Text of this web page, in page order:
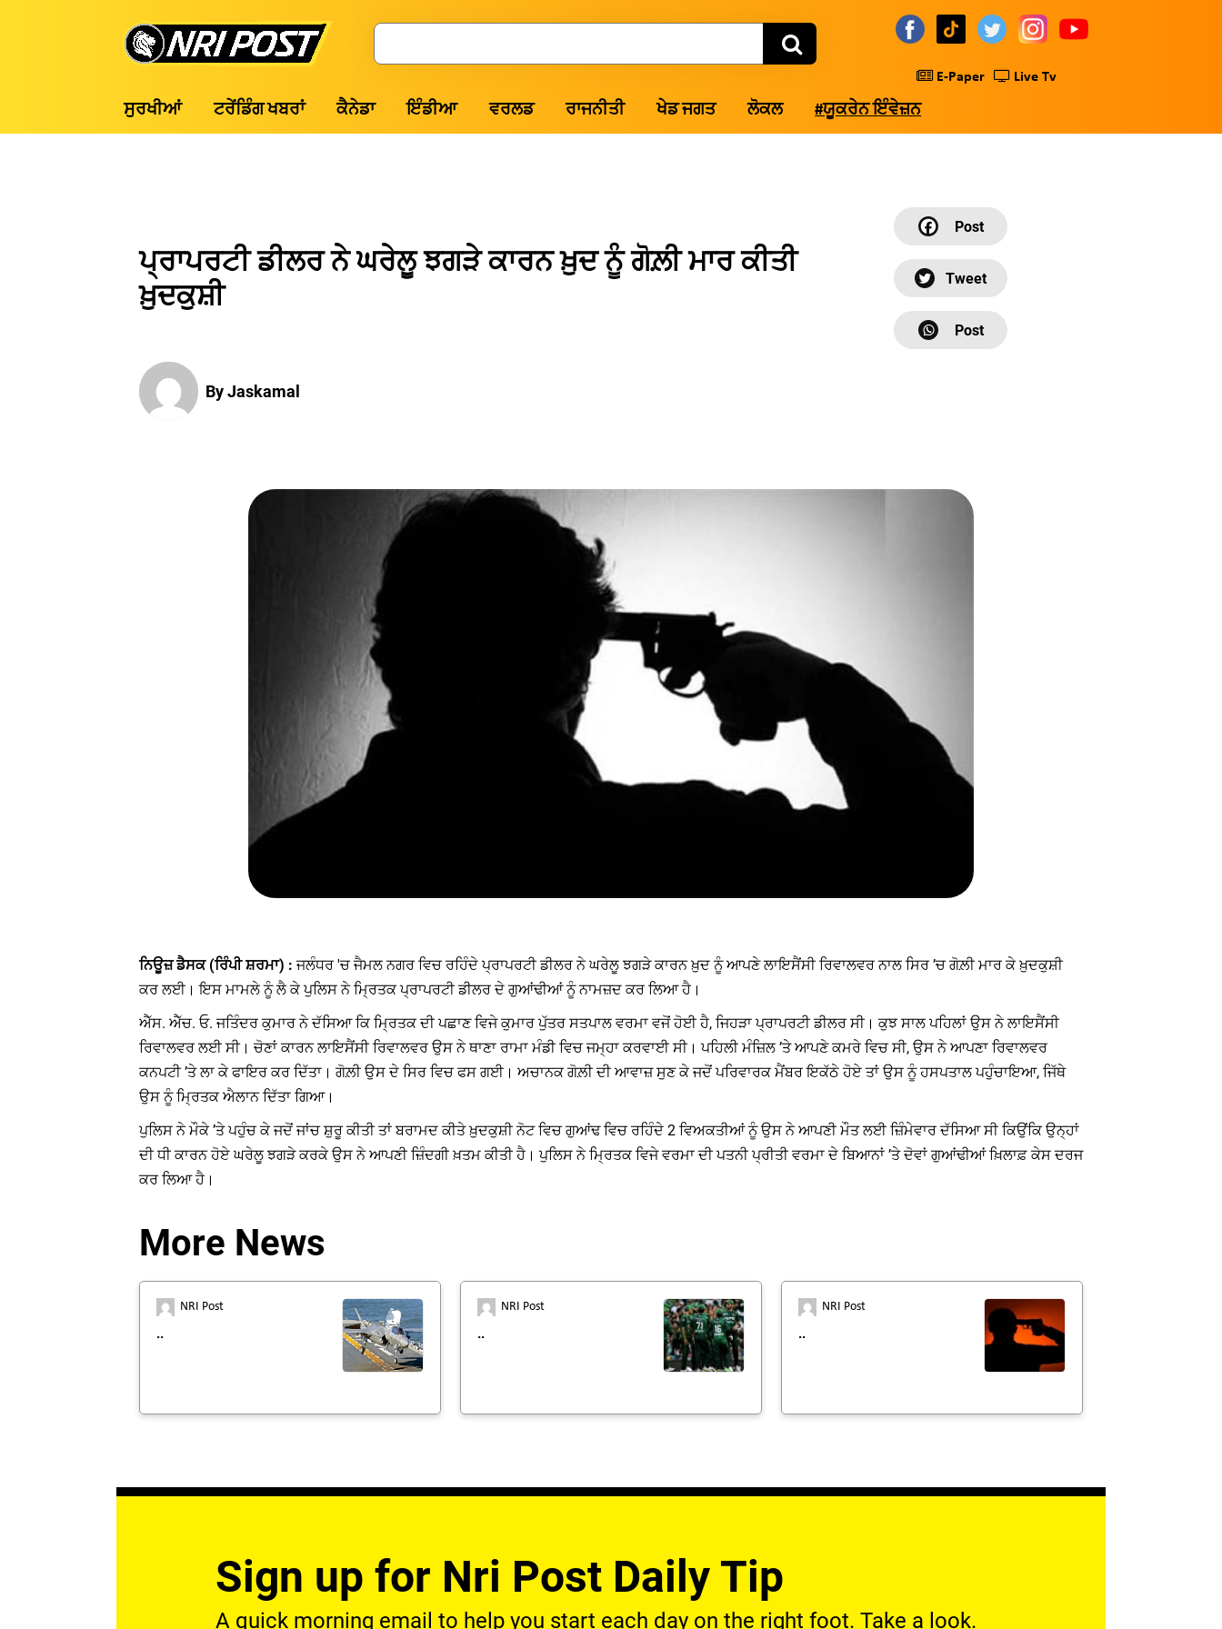
Post
Search
E-Paper Live Tv
ਸੁਰਖੀਆਂ ਟਰੇਂਡਿੰਗ ਖਬਰਾਂ ਕੈਨੇਡਾ ਇੰਡੀਆ ਵਰਲਡ ਰਾਜਨੀਤੀ ਖੇਡ ਜਗਤ ਲੋਕਲ #ਯੂਕਰੇਨ ਇੰਵੇਜ਼ਨ
ਪ੍ਰਾਪਰਟੀ ਡੀਲਰ ਨੇ ਘਰੇਲੂ ਝਗੜੇ ਕਾਰਨ ਖ਼ੁਦ ਨੂੰ ਗੋਲ਼ੀ ਮਾਰ ਕੀਤੀ
ਖ਼ੁਦਕੁਸ਼ੀ
By Jaskamal
ਨਿਊਜ਼ ਡੈਸਕ (ਰਿੰਪੀ ਸ਼ਰਮਾ) :ਜਲੰਧਰ 'ਚ ਜੈਮਲ ਨਗਰ ਵਿਚ ਰਹਿੰਦੇ ਪ੍ਰਾਪਰਟੀ ਡੀਲਰ ਨੇ ਘਰੇਲੂ ਝਗੜੇ ਕਾਰਨ ਖ਼ੁਦ ਨੂੰ ਆਪਣੇ ਲਾਇਸੈਂਸੀ ਰਿਵਾਲਵਰ ਨਾਲ ਸਿਰ ’ਚ ਗੋਲ਼ੀ ਮਾਰ ਕੇ ਖ਼ੁਦਕੁਸ਼ੀ
ਕਰ ਲਈ। ਇਸ ਮਾਮਲੇ ਨੂੰ ਲੈ ਕੇ ਪੁਲਿਸ ਨੇ ਮ੍ਰਿਤਕ ਪ੍ਰਾਪਰਟੀ ਡੀਲਰ ਦੇ ਗੁਆਂਢੀਆਂ ਨੂੰ ਨਾਮਜ਼ਦ ਕਰ ਲਿਆ ਹੈ।
ਐੱਸ. ਐੱਚ. ਓ. ਜਤਿੰਦਰ ਕੁਮਾਰ ਨੇ ਦੱਸਿਆ ਕਿ ਮ੍ਰਿਤਕ ਦੀ ਪਛਾਣ ਵਿਜੇ ਕੁਮਾਰ ਪੁੱਤਰ ਸਤਪਾਲ ਵਰਮਾ ਵਜੋਂ ਹੋਈ ਹੈ, ਜਿਹੜਾ ਪ੍ਰਾਪਰਟੀ ਡੀਲਰ ਸੀ। ਕੁਝ ਸਾਲ ਪਹਿਲਾਂ ਉਸ ਨੇ ਲਾਇਸੈਂਸੀ
ਰਿਵਾਲਵਰ ਲਈ ਸੀ। ਚੋਣਾਂ ਕਾਰਨ ਲਾਇਸੈਂਸੀ ਰਿਵਾਲਵਰ ਉਸ ਨੇ ਥਾਣਾ ਰਾਮਾ ਮੰਡੀ ਵਿਚ ਜਮ੍ਹਾ ਕਰਵਾਈ ਸੀ। ਪਹਿਲੀ ਮੰਜ਼ਿਲ ’ਤੇ ਆਪਣੇ ਕਮਰੇ ਵਿਚ ਸੀ, ਉਸ ਨੇ ਆਪਣਾ ਰਿਵਾਲਵਰ
ਕਨਪਟੀ ’ਤੇ ਲਾ ਕੇ ਫਾਇਰ ਕਰ ਦਿੱਤਾ। ਗੋਲ਼ੀ ਉਸ ਦੇ ਸਿਰ ਵਿਚ ਫਸ ਗਈ। ਅਚਾਨਕ ਗੋਲ਼ੀ ਦੀ ਆਵਾਜ਼ ਸੁਣ ਕੇ ਜਦੋਂ ਪਰਿਵਾਰਕ ਮੈਂਬਰ ਇਕੱਠੇ ਹੋਏ ਤਾਂ ਉਸ ਨੂੰ ਹਸਪਤਾਲ ਪਹੁੰਚਾਇਆ, ਜਿੱਥੇ
ਉਸ ਨੂੰ ਮ੍ਰਿਤਕ ਐਲਾਨ ਦਿੱਤਾ ਗਿਆ।
ਪੁਲਿਸ ਨੇ ਮੌਕੇ ’ਤੇ ਪਹੁੰਚ ਕੇ ਜਦੋਂ ਜਾਂਚ ਸ਼ੁਰੂ ਕੀਤੀ ਤਾਂ ਬਰਾਮਦ ਕੀਤੇ ਖ਼ੁਦਕੁਸ਼ੀ ਨੋਟ ਵਿਚ ਗੁਆਂਢ ਵਿਚ ਰਹਿੰਦੇ 2 ਵਿਅਕਤੀਆਂ ਨੂੰ ਉਸ ਨੇ ਆਪਣੀ ਮੌਤ ਲਈ ਜ਼ਿੰਮੇਵਾਰ ਦੱਸਿਆ ਸੀ ਕਿਉਂਕਿ ਉਨ੍ਹਾਂ
ਦੀ ਧੀ ਕਾਰਨ ਹੋਏ ਘਰੇਲੂ ਝਗੜੇ ਕਰਕੇ ਉਸ ਨੇ ਆਪਣੀ ਜ਼ਿੰਦਗੀ ਖ਼ਤਮ ਕੀਤੀ ਹੈ। ਪੁਲਿਸ ਨੇ ਮ੍ਰਿਤਕ ਵਿਜੇ ਵਰਮਾ ਦੀ ਪਤਨੀ ਪ੍ਰੀਤੀ ਵਰਮਾ ਦੇ ਬਿਆਨਾਂ ’ਤੇ ਦੋਵਾਂ ਗੁਆਂਢੀਆਂ ਖ਼ਿਲਾਫ਼ ਕੇਸ ਦਰਜ
ਕਰ ਲਿਆ ਹੈ।
More News
NRI Post
..
NRI Post
..
NRI Post
..
Sign up for Nri Post Daily Tip
A quick morning email to help you start each day on the right foot. Take a look.